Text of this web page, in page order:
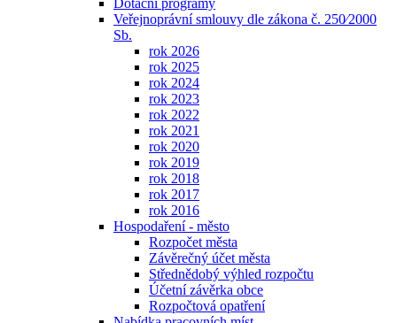
Dotační programy
Veřejnoprávní smlouvy dle zákona č. 250⁄2000
Sb.
rok 2026
rok 2025
rok 2024
rok 2023
rok 2022
rok 2021
rok 2020
rok 2019
rok 2018
rok 2017
rok 2016
Hospodaření - město
Rozpočet města
Závěrečný účet města
Střednědobý výhled rozpočtu
Účetní závěrka obce
Rozpočtová opatření